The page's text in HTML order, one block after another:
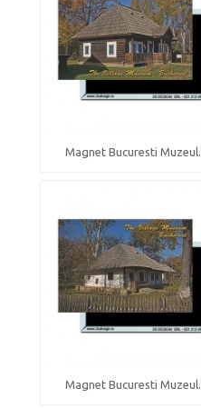
Magnet Bucuresti Muzeul...
Magnet Bucuresti Muzeul...